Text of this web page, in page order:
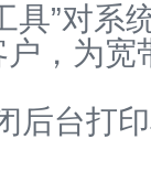
具”对系
，为
后台打